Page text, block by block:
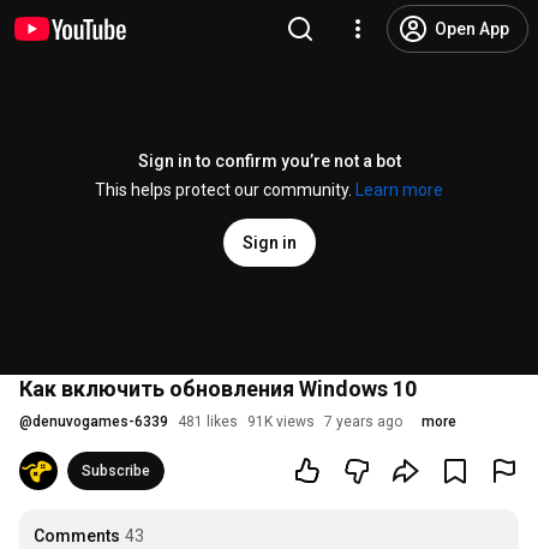
Open App
Sign in to confirm you’re not a bot
This helps protect our community.
Learn more
Sign in
Как включить обновления Windows 10
@denuvogames-6339 481 likes 91K views 7 years ago more
Subscribe
Comments 43